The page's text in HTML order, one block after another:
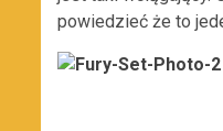
powiedzieć że to